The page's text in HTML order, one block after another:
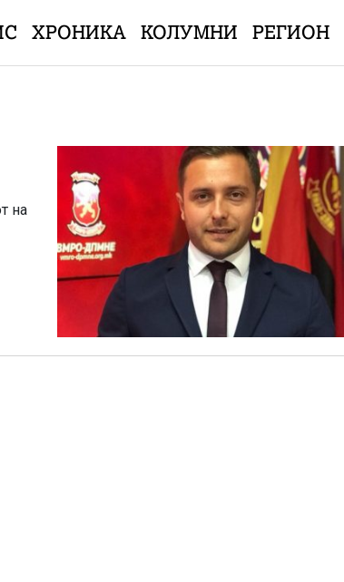
ХРОНИКА КОЛУМНИ РЕГИОН
на